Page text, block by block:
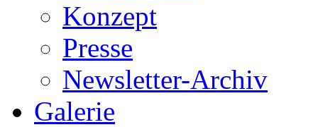
Konzept
Presse
Newsletter-Archiv
Galerie